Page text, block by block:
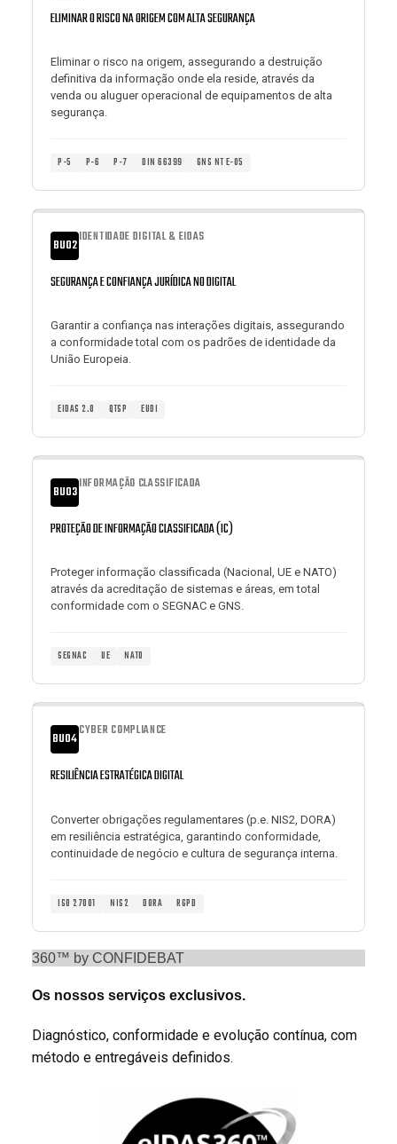
ELIMINAR O RISCO NA ORIGEM COM ALTA SEGURANÇA
Eliminar o risco na origem, assegurando a destruição
definitiva da informação onde ela reside, através da
venda ou aluguer operacional de equipamentos de alta
segurança.
P-5 P-6 P-7 DIN 66399 GNS NT E-05
BU02IDENTIDADE DIGITAL & EIDAS
SEGURANÇA E CONFIANÇA JURÍDICA NO DIGITAL
Garantir a confiança nas interações digitais, assegurando
a conformidade total com os padrões de identidade da
União Europeia.
EIDAS 2.0 QTSP EUDI
BU03INFORMAÇÃO CLASSIFICADA
PROTEÇÃO DE INFORMAÇÃO CLASSIFICADA (IC)
Proteger informação classificada (Nacional, UE e NATO)
através da acreditação de sistemas e áreas, em total
conformidade com o SEGNAC e GNS.
SEGNAC UE NATO
BU04CYBER COMPLIANCE
RESILIÊNCIA ESTRATÉGICA DIGITAL
Converter obrigações regulamentares (p.e. NIS2, DORA)
em resiliência estratégica, garantindo conformidade,
continuidade de negócio e cultura de segurança interna.
ISO 27001 NIS2 DORA RGPD
360™ by CONFIDEBAT
Os nossos serviços exclusivos.
Diagnóstico, conformidade e evolução contínua, com
método e entregáveis definidos.